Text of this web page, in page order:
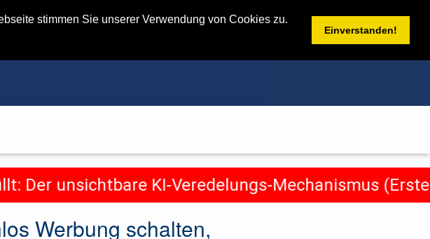
stimmen Sie unserer Verwendung von Cookies zu.
Einverstanden!
unsichtbare KI-Veredelungs-Mechanismus (Erste
Werbung schalten,